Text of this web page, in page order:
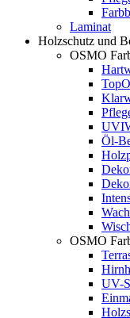
Laminat
Holzschutz und
OSMO
Öl-
OSMO
UV-